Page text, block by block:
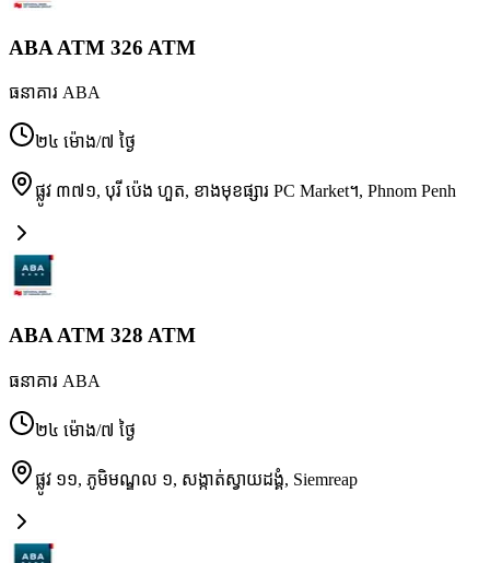
ABA ATM 326 ATM
ធនាគារ ABA
២៤ ម៉ោង/៧ ថ្ងៃ
ផ្លូវ ៣៧១, បុរី ប៉េង ហួត, ខាងមុខផ្សារ PC Market។, Phnom Penh
ABA ATM 328 ATM
ធនាគារ ABA
២៤ ម៉ោង/៧ ថ្ងៃ
ផ្លូវ ១១, ភូមិមណ្ឌល ១, សង្កាត់ស្វាយដង្គំ, Siemreap